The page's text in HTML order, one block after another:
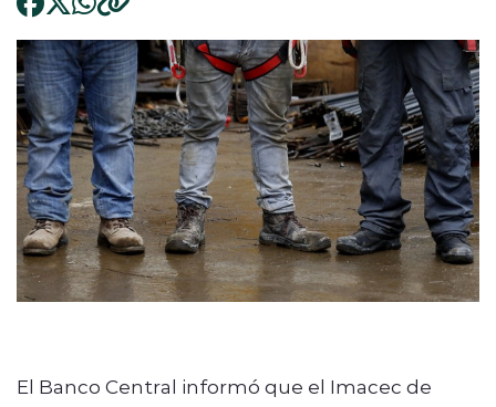
El Banco Central informó que el Imacec de